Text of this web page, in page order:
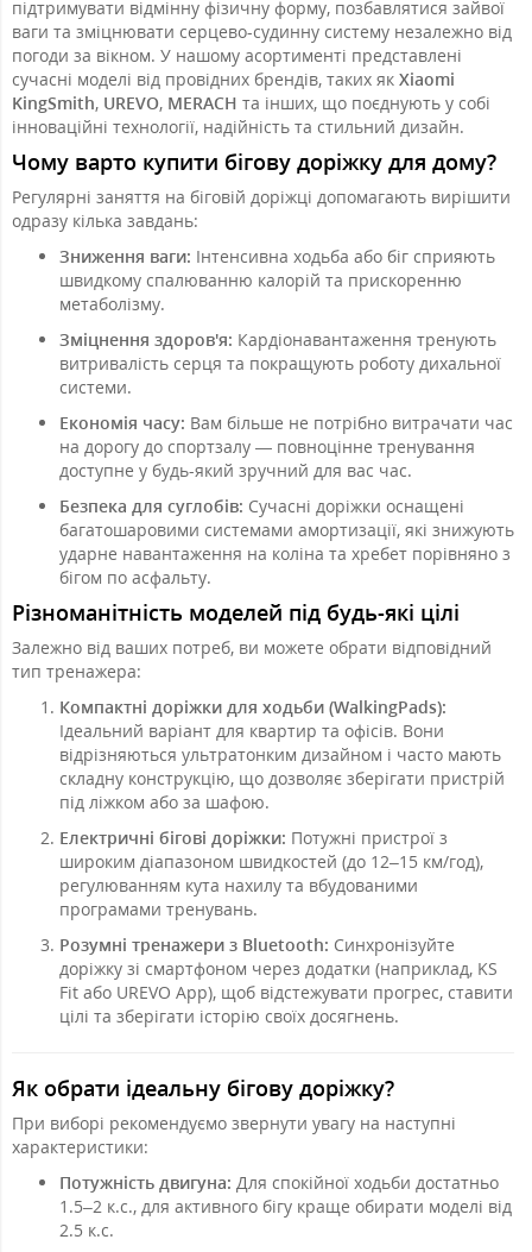
підтримувати відмінну фізичну форму, позбавлятися зайвої
ваги та зміцнювати серцево-судинну систему незалежно від
погоди за вікном. У нашому асортименті представлені
сучасні моделі від провідних брендів, таких як Xiaomi
KingSmith, UREVO, MERACH та інших, що поєднують у собі
інноваційні технології, надійність та стильний дизайн.
Чому варто купити бігову доріжку для дому?
Регулярні заняття на біговій доріжці допомагають вирішити
одразу кілька завдань:
Зниження ваги: Інтенсивна ходьба або біг сприяють
швидкому спалюванню калорій та прискоренню
метаболізму.
Зміцнення здоров'я: Кардіонавантаження тренують
витривалість серця та покращують роботу дихальної
системи.
Економія часу: Вам більше не потрібно витрачати час
на дорогу до спортзалу — повноцінне тренування
доступне у будь-який зручний для вас час.
Безпека для суглобів: Сучасні доріжки оснащені
багатошаровими системами амортизації, які знижують
ударне навантаження на коліна та хребет порівняно з
бігом по асфальту.
Різноманітність моделей під будь-які цілі
Залежно від ваших потреб, ви можете обрати відповідний
тип тренажера:
Компактні доріжки для ходьби (WalkingPads):
Ідеальний варіант для квартир та офісів. Вони
відрізняються ультратонким дизайном і часто мають
складну конструкцію, що дозволяє зберігати пристрій
під ліжком або за шафою.
Електричні бігові доріжки: Потужні пристрої з
широким діапазоном швидкостей (до 12–15 км/год),
регулюванням кута нахилу та вбудованими
програмами тренувань.
Розумні тренажери з Bluetooth: Синхронізуйте
доріжку зі смартфоном через додатки (наприклад, KS
Fit або UREVO App), щоб відстежувати прогрес, ставити
цілі та зберігати історію своїх досягнень.
Як обрати ідеальну бігову доріжку?
При виборі рекомендуємо звернути увагу на наступні
характеристики:
Потужність двигуна: Для спокійної ходьби достатньо
1.5–2 к.с., для активного бігу краще обирати моделі від
2.5 к.с.